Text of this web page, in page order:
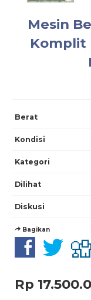
Mesin
Komplit
Berat
Kondisi
Kategori
Dilihat
Diskusi
Bagikan
Rp